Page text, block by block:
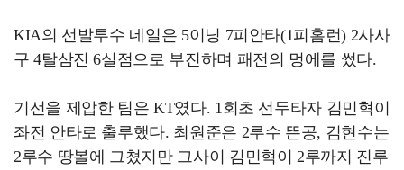
KIA의 선발투수 네일은 5이닝 7피안타(1피홈런) 2사사
구 4탈삼진 6실점으로 부진하며 패전의 멍에를 썼다.
기선을 제압한 팀은 KT였다. 1회초 선두타자 김민혁이
좌전 안타로 출루했다. 최원준은 2루수 뜬공, 김현수는
2루수 땅볼에 그쳤지만 그사이 김민혁이 2루까지 진루